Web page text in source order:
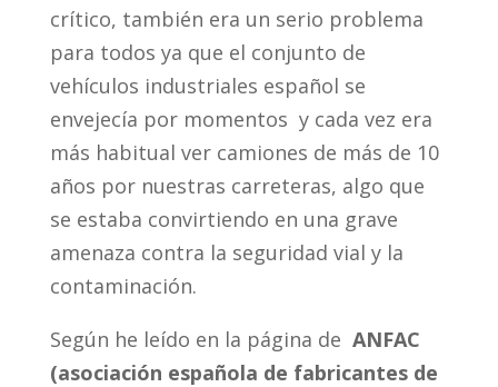
crítico, también era un serio problema
para todos ya que el conjunto de
vehículos industriales español se
envejecía por momentos y cada vez era
más habitual ver camiones de más de 10
años por nuestras carreteras, algo que
se estaba convirtiendo en una grave
amenaza contra la seguridad vial y la
contaminación.
Según he leído en la página de ANFAC
(asociación española de fabricantes de